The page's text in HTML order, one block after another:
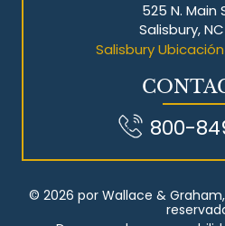
525 N. Main
Salisbury,
Salisbury
800-
© 2026 por Wallace &